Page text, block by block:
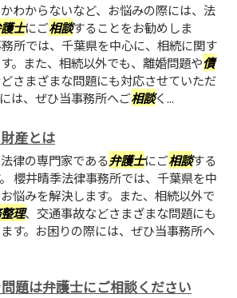
わからないなど、お悩みの際には、法
士にご相談することをお勧めしま
所では、千葉県を中心に、相続に関す
。また、相続以外でも、離婚問題や債
さまざまな問題にも対応させていただ
は、ぜひ当事務所へご相談く...
産とは
律の専門家である弁護士にご相談する
櫻井晴季法律事務所では、千葉県を中
悩みを解決します。また、相続以外で
理、交通事故などさまざまな問題にも
す。お困りの際には、ぜひ当事務所へ
題は弁護士にご相談ください